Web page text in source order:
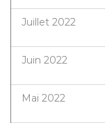
Juillet 2022
Juin 2022
Mai 2022